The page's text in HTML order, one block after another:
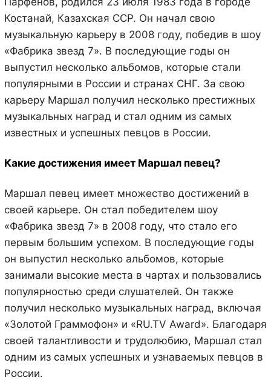
Костанай, Казахская ССР. Он начал свою
музыкальную карьеру в 2008 году, победив в шоу
«Фабрика звезд 7». В последующие годы он
выпустил несколько альбомов, которые стали
популярными в России и странах СНГ. За свою
карьеру Маршал получил несколько престижных
музыкальных наград и стал одним из самых
известных и успешных певцов в России.
Какие достижения имеет Маршал певец?
Маршал певец имеет множество достижений в
своей карьере. Он стал победителем шоу
«Фабрика звезд 7» в 2008 году, что стало его
первым большим успехом. В последующие годы
он выпустил несколько альбомов, которые
занимали высокие места в чартах и пользовались
популярностью среди слушателей. Он также
получил несколько музыкальных наград, включая
«Золотой Граммофон» и «RU.TV Award». Благодаря
своей талантливости и трудолюбию, Маршал стал
одним из самых успешных и узнаваемых певцов в
России.